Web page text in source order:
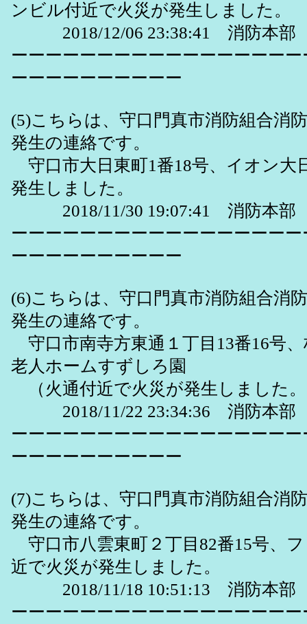
ンビル付近で火災が発生しました。
2018/12/06 23:38:41 消防本部
ーーーーーーーーーーーーーーーー
ーーーーーーーーーー
(5)こちらは、守口門真市消防組合消
発生の連絡です。
守口市大日東町1番18号、イオン大
発生しました。
2018/11/30 19:07:41 消防本部
ーーーーーーーーーーーーーーーー
ーーーーーーーーーー
(6)こちらは、守口門真市消防組合消
発生の連絡です。
守口市南寺方東通１丁目13番16号
老人ホームすずしろ園
（火通付近で火災が発生しました。
2018/11/22 23:34:36 消防本部
ーーーーーーーーーーーーーーーー
ーーーーーーーーーー
(7)こちらは、守口門真市消防組合消
発生の連絡です。
守口市八雲東町２丁目82番15号、
近で火災が発生しました。
2018/11/18 10:51:13 消防本部
ーーーーーーーーーーーーーーーー